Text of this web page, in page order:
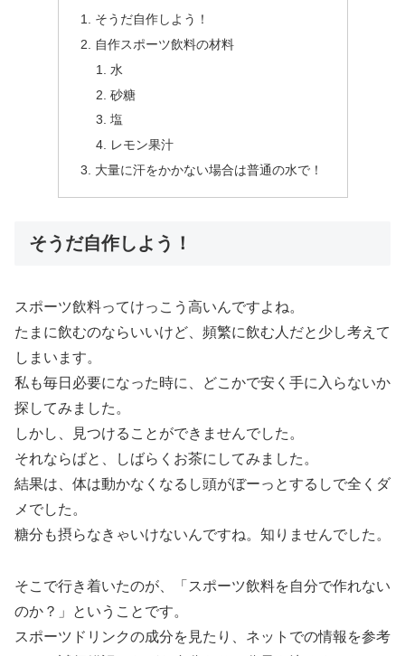
そうだ自作しよう！
自作スポーツ飲料の材料
水
砂糖
塩
レモン果汁
大量に汗をかかない場合は普通の水で！
そうだ自作しよう！
スポーツ飲料ってけっこう高いんですよね。
たまに飲むのならいいけど、頻繁に飲む人だと少し考えて
しまいます。
私も毎日必要になった時に、どこかで安く手に入らないか
探してみました。
しかし、見つけることができませんでした。
それならばと、しばらくお茶にしてみました。
結果は、体は動かなくなるし頭がぼーっとするしで全くダ
メでした。
糖分も摂らなきゃいけないんですね。知りませんでした。
そこで行き着いたのが、「スポーツ飲料を自分で作れない
のか？」ということです。
スポーツドリンクの成分を見たり、ネットでの情報を参考